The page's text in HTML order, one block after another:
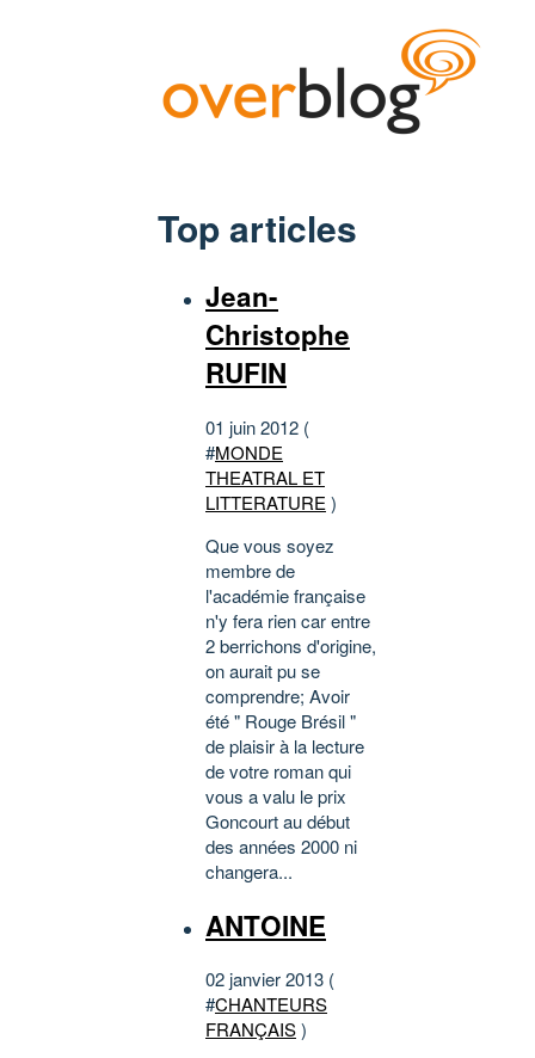
Top articles
Jean-
Christophe
RUFIN
01 juin 2012 (
#MONDE
THEATRAL ET
LITTERATURE )
Que vous soyez
membre de
l'académie française
n'y fera rien car entre
2 berrichons d'origine,
on aurait pu se
comprendre; Avoir
été " Rouge Brésil "
de plaisir à la lecture
de votre roman qui
vous a valu le prix
Goncourt au début
des années 2000 ni
changera...
ANTOINE
02 janvier 2013 (
#CHANTEURS
FRANÇAIS)